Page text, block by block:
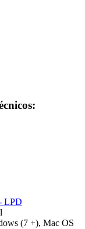
LPD
(7 +), Mac OS